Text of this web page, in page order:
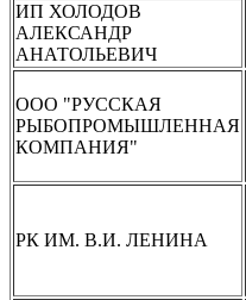
ИП ХОЛОДОВ
АЛЕКСАНДР
АНАТОЛЬЕВИЧ
ООО "РУССКАЯ
РЫБОПРОМЫШЛЕННАЯ
КОМПАНИЯ"
РК ИМ. В.И. ЛЕНИНА